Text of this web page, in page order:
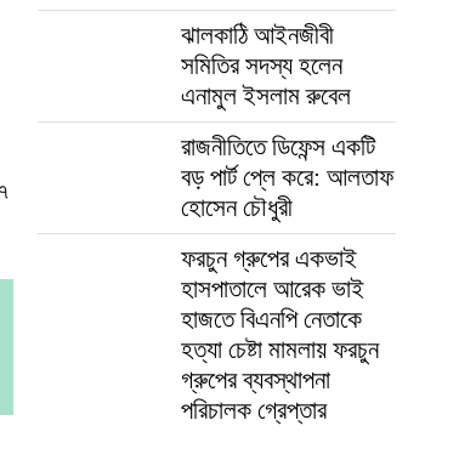
ঝালকাঠি আইনজীবী
সমিতির সদস্য হলেন
এনামুল ইসলাম রুবেল
রাজনীতিতে ডিফেন্স একটি
বড় পার্ট প্লে করে: আলতাফ
হোসেন চৌধুরী
ফরচুন গ্রুপের একভাই
হাসপাতালে আরেক ভাই
হাজতে বিএনপি নেতাকে
হত্যা চেষ্টা মামলায় ফরচুন
গ্রুপের ব্যবস্থাপনা
পরিচালক গ্রেপ্তার